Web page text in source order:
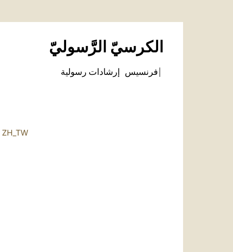
الكرسيّ الرَّسوليّ
فرنسيس إرشادات رسولية
ZH_TW